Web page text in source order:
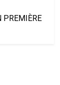
PREMIÈRE